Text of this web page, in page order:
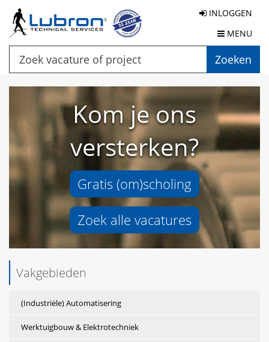
Zoeken
INLOGGEN
MENU
Kom je ons
versterken?
Gratis (om)scholing
Zoek alle vacatures
Vakgebieden
(Industriële) Automatisering
Werktuigbouw & Elektrotechniek